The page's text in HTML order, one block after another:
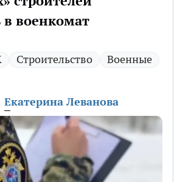
в военкомат
Строительство Военные
Екатерина Леванова